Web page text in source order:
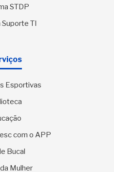
STDP
TI
Esportivas
com o APP
Bucal
Mulher